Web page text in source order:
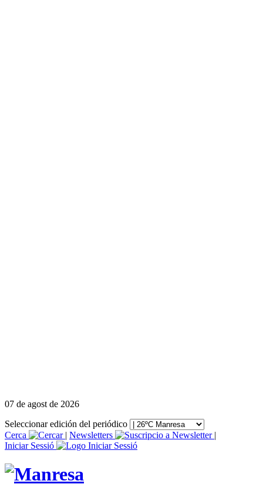
07 de agost de 2026
Seleccionar edición del periódico
Cerca
| Newsletters
|
Iniciar Sessió